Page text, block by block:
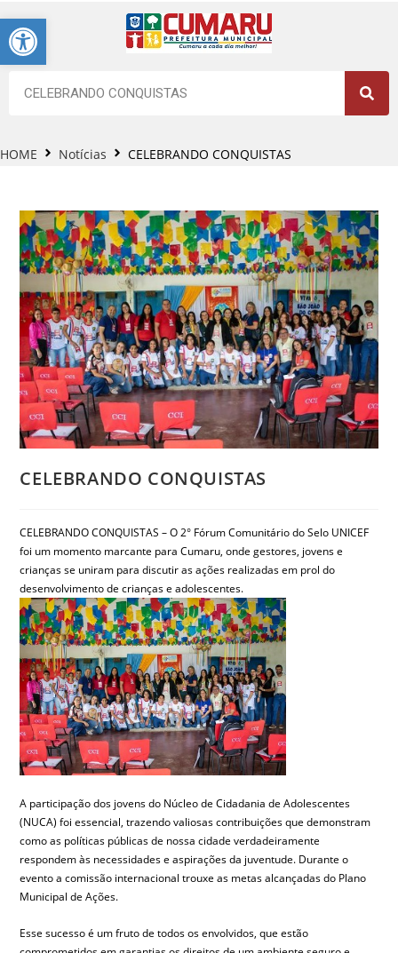
Barra de Ferramentas Aberta
HOME Notícias CELEBRANDO CONQUISTAS
CELEBRANDO CONQUISTAS
CELEBRANDO CONQUISTAS – O 2° Fórum Comunitário do Selo UNICEF
foi um momento marcante para Cumaru, onde gestores, jovens e
crianças se uniram para discutir as ações realizadas em prol do
desenvolvimento de crianças e adolescentes.
A participação dos jovens do Núcleo de Cidadania de Adolescentes
(NUCA) foi essencial, trazendo valiosas contribuições que demonstram
como as políticas públicas de nossa cidade verdadeiramente
respondem às necessidades e aspirações da juventude. Durante o
evento a comissão internacional trouxe as metas alcançadas do Plano
Municipal de Ações.
Esse sucesso é um fruto de todos os envolvidos, que estão